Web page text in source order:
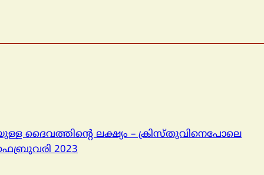
ദൈവത്തിൻ്റെ ലക്ഷ്യം – ക്രിസ്തുവിനെപോലെ
2023